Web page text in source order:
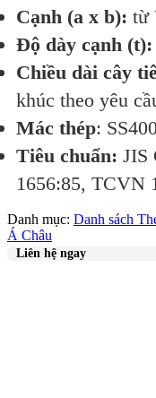
Cạnh (a x b): từ
Độ dày cạnh (t):
Chiều dài cây
khúc theo yêu
Mác thép:
Tiêu chuẩn: JIS
1656:85, TCVN
Danh mục: Danh sách
Á Châu
Liên hệ ngay